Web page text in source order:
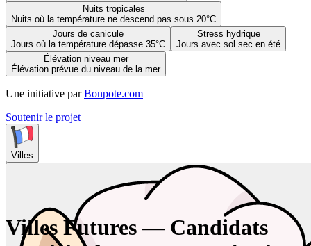
Nuits tropicales
Nuits où la température ne descend pas sous 20°C
Jours de canicule
Jours où la température dépasse 35°C
Stress hydrique
Jours avec sol sec en été
Élévation niveau mer
Élévation prévue du niveau de la mer
Une initiative par Bonpote.com
Soutenir le projet
Villes
Villes Futures — Candidats